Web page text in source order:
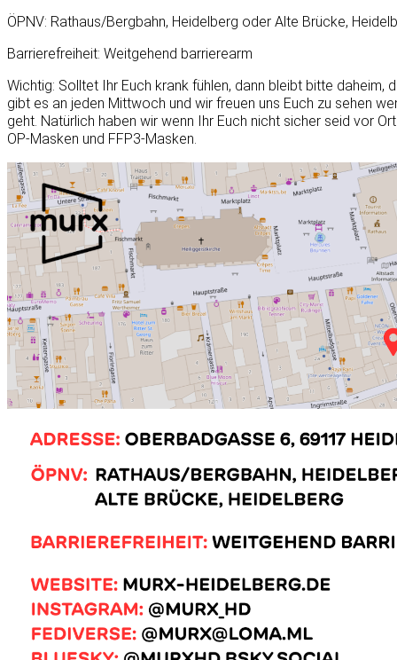
ÖPNV: Rathaus/Bergbahn, Heidelberg oder Alte Brücke,
Barrierefreiheit: Weitgehend barrierearm
Wichtig: Solltet Ihr Euch krank fühlen, dann bleibt bitte daheim,
gibt es an jeden Mittwoch und wir freuen uns Euch zu sehen
geht. Natürlich haben wir wenn Ihr Euch nicht sicher seid vor
OP-Masken und FFP3-Masken.